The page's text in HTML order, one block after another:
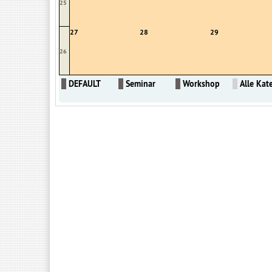
25
26
27 28 29
DEFAULT Seminar Workshop Alle